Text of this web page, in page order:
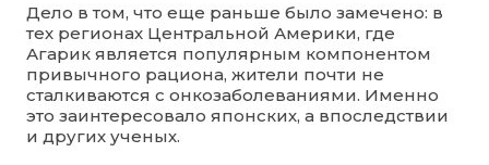
Дело в том, что еще раньше было замечено: в
тех регионах Центральной Америки, где
Агарик является популярным компонентом
привычного рациона, жители почти не
сталкиваются с онкозаболеваниями. Именно
это заинтересовало японских, а впоследствии
и других ученых.